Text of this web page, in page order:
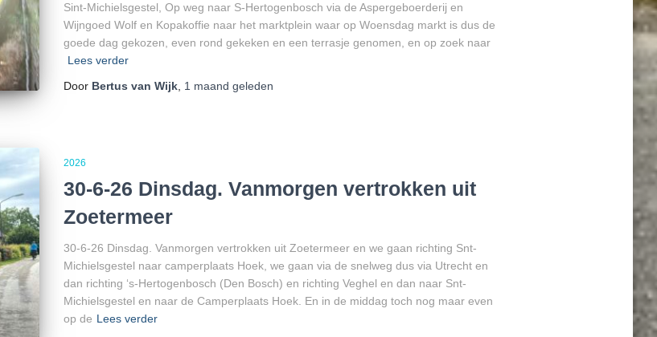
Sint-Michielsgestel, Op weg naar S-Hertogenbosch via de Aspergeboerderij en
Wijngoed Wolf en Kopakoffie naar het marktplein waar op Woensdag markt is dus de
goede dag gekozen, even rond gekeken en een terrasje genomen, en op zoek naar
Lees verder
Door Bertus van Wijk, 1 maand geleden
2026
30-6-26 Dinsdag. Vanmorgen vertrokken uit
Zoetermeer
30-6-26 Dinsdag. Vanmorgen vertrokken uit Zoetermeer en we gaan richting Snt-
Michielsgestel naar camperplaats Hoek, we gaan via de snelweg dus via Utrecht en
dan richting ‘s-Hertogenbosch (Den Bosch) en richting Veghel en dan naar Snt-
Michielsgestel en naar de Camperplaats Hoek. En in de middag toch nog maar even
op de Lees verder